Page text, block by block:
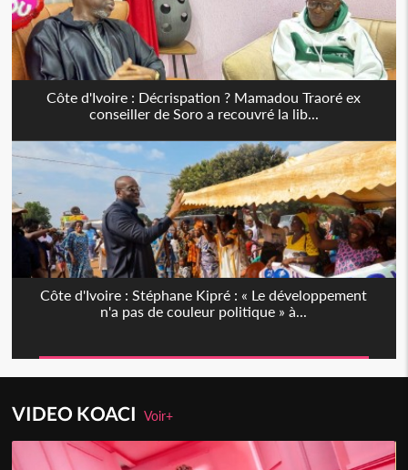
Côte d'Ivoire : Décrispation ? Mamadou Traoré ex
conseiller de Soro a recouvré la lib...
Côte d'Ivoire : Stéphane Kipré : « Le développement
n'a pas de couleur politique » à...
VIDEO KOACIVoir+